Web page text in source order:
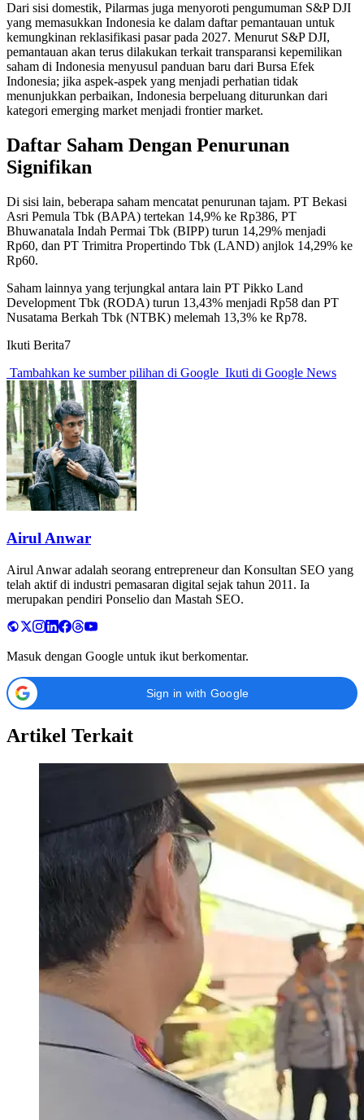
Dari sisi domestik, Pilarmas juga menyoroti pengumuman S&P DJI
yang memasukkan Indonesia ke dalam daftar pemantauan untuk
kemungkinan reklasifikasi pasar pada 2027. Menurut S&P DJI,
pemantauan akan terus dilakukan terkait transparansi kepemilikan
saham di Indonesia menyusul panduan baru dari Bursa Efek
Indonesia; jika aspek-aspek yang menjadi perhatian tidak
menunjukkan perbaikan, Indonesia berpeluang diturunkan dari
kategori emerging market menjadi frontier market.
Daftar Saham Dengan Penurunan
Signifikan
Di sisi lain, beberapa saham mencatat penurunan tajam. PT Bekasi
Asri Pemula Tbk (BAPA) tertekan 14,9% ke Rp386, PT
Bhuwanatala Indah Permai Tbk (BIPP) turun 14,29% menjadi
Rp60, dan PT Trimitra Propertindo Tbk (LAND) anjlok 14,29% ke
Rp60.
Saham lainnya yang terjungkal antara lain PT Pikko Land
Development Tbk (RODA) turun 13,43% menjadi Rp58 dan PT
Nusatama Berkah Tbk (NTBK) melemah 13,3% ke Rp78.
Ikuti Berita7
Tambahkan ke sumber pilihan di Google Ikuti di Google News
Airul Anwar
Airul Anwar adalah seorang entrepreneur dan Konsultan SEO yang
telah aktif di industri pemasaran digital sejak tahun 2011. Ia
merupakan pendiri Ponselio dan Mastah SEO.
Masuk dengan Google untuk ikut berkomentar.
Sign in with Google
Artikel Terkait